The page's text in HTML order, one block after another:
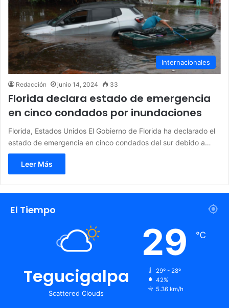
Internacionales
Redacción junio 14, 2024 33
Florida declara estado de emergencia
en cinco condados por inundaciones
Florida, Estados Unidos El Gobierno de Florida ha declarado el
estado de emergencia en cinco condados del sur debido a…
Leer Más
El Tiempo
Tegucigalpa
Scattered Clouds
29 ℃
29º - 28º
42%
5.36 km/h